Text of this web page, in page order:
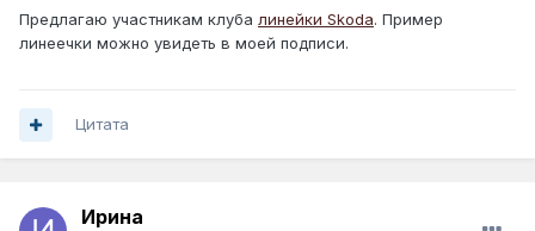
Предлагаю участникам клуба линейки Skoda. Пример
линеечки можно увидеть в моей подписи.
Цитата
Ирина